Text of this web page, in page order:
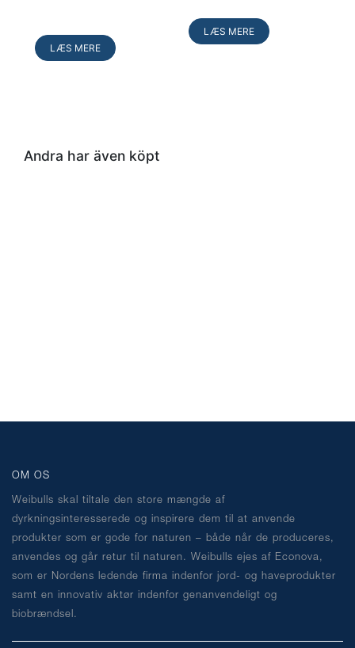
kurv
LÆS MERE
LÆS MERE
Andra har även köpt
OM OS
Weibulls skal tiltale den store mængde af
dyrkningsinteresserede og inspirere dem til at anvende
produkter som er gode for naturen – både når de produceres,
anvendes og går retur til naturen. Weibulls ejes af Econova,
som er Nordens ledende firma indenfor jord- og haveprodukter
samt en innovativ aktør indenfor genanvendeligt og
biobrændsel.